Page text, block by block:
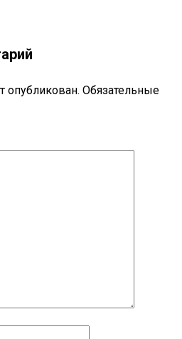
опубликован. Обязательные